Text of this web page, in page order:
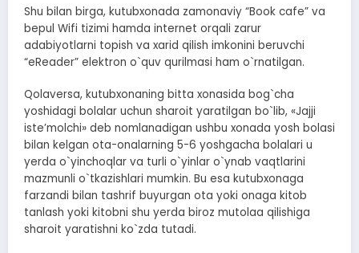
Shu bilan birga, kutubxonada zamonaviy “Book cafe” va
bepul Wifi tizimi hamda internet orqali zarur
adabiyotlarni topish va xarid qilish imkonini beruvchi
“eReader” elektron o`quv qurilmasi ham o`rnatilgan.
Qolaversa, kutubxonaning bitta xonasida bog`cha
yoshidagi bolalar uchun sharoit yaratilgan bo`lib, «Jajji
isteʼmolchi» deb nomlanadigan ushbu xonada yosh bolasi
bilan kelgan ota-onalarning 5-6 yoshgacha bolalari u
yerda o`yinchoqlar va turli o`yinlar o`ynab vaqtlarini
mazmunli o`tkazishlari mumkin. Bu esa kutubxonaga
farzandi bilan tashrif buyurgan ota yoki onaga kitob
tanlash yoki kitobni shu yerda biroz mutolaa qilishiga
sharoit yaratishni ko`zda tutadi.